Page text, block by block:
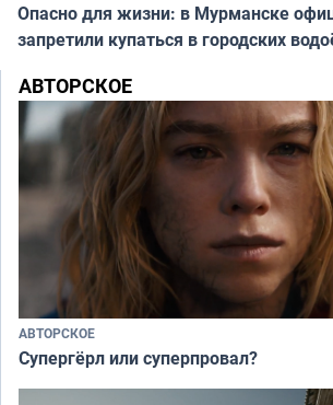
Опасно для жизни: в Мурманске
запретили купаться в городских
АВТОРСКОЕ
АВТОРСКОЕ
Супергёрл или суперпровал?